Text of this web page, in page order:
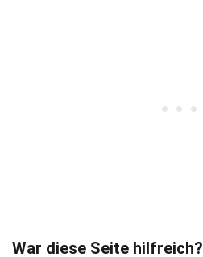
War diese Seite hilfreich?